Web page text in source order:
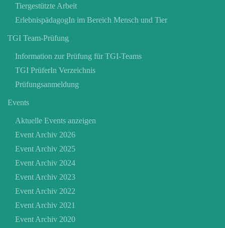
Tiergestützte Arbeit
ErlebnispädagogIn im Bereich Mensch und Tier
TGI Team-Prüfung
Information zur Prüfung für TGI-Teams
TGI PrüferIn Verzeichnis
Prüfungsanmeldung
Events
Aktuelle Events anzeigen
Event Archiv 2026
Event Archiv 2025
Event Archiv 2024
Event Archiv 2023
Event Archiv 2022
Event Archiv 2021
Event Archiv 2020